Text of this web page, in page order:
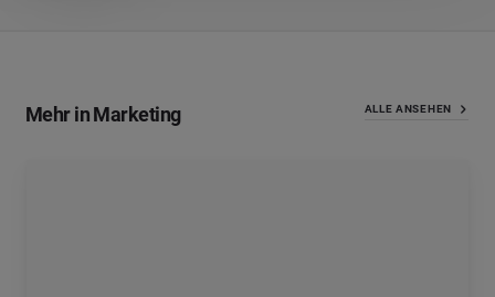
Mehr in Marketing ALLE ANSEHEN